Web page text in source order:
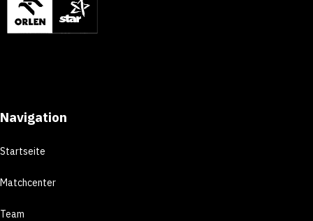
Navigation
Startseite
Matchcenter
Team